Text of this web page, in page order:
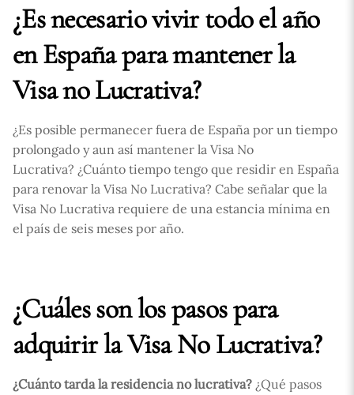
¿Es necesario vivir todo el año
en España para mantener la
Visa no Lucrativa?
¿Es posible permanecer fuera de España por un tiempo
prolongado y aun así mantener la Visa No
Lucrativa? ¿Cuánto tiempo tengo que residir en España
para renovar la Visa No Lucrativa? Cabe señalar que la
Visa No Lucrativa requiere de una estancia mínima en
el país de seis meses por año.
¿Cuáles son los pasos para
adquirir la Visa No Lucrativa?
¿Cuánto tarda la residencia no lucrativa? ¿Qué pasos